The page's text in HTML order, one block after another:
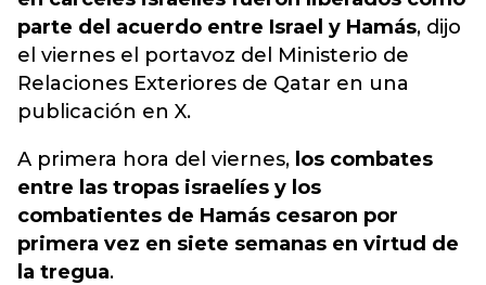
parte del acuerdo entre Israel y Hamás, dijo
el viernes el portavoz del Ministerio de
Relaciones Exteriores de Qatar en una
publicación en X.
A primera hora del viernes, los combates
entre las tropas israelíes y los
combatientes de Hamás cesaron por
primera vez en siete semanas en virtud de
la tregua.